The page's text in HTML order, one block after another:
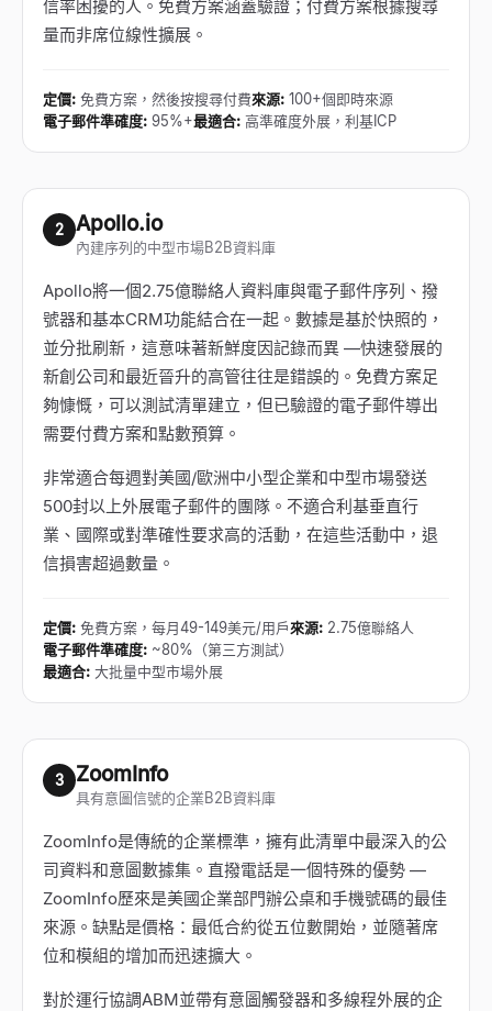
信率困擾的人。免費方案涵蓋驗證；付費方案根據搜尋
量而非席位線性擴展。
定價: 免費方案，然後按搜尋付費來源: 100+個即時來源
電子郵件準確度: 95%+最適合: 高準確度外展，利基ICP
2 Apollo.io
內建序列的中型市場B2B資料庫
Apollo將一個2.75億聯絡人資料庫與電子郵件序列、撥
號器和基本CRM功能結合在一起。數據是基於快照的，
並分批刷新，這意味著新鮮度因記錄而異 —快速發展的
新創公司和最近晉升的高管往往是錯誤的。免費方案足
夠慷慨，可以測試清單建立，但已驗證的電子郵件導出
需要付費方案和點數預算。
非常適合每週對美國/歐洲中小型企業和中型市場發送
500封以上外展電子郵件的團隊。不適合利基垂直行
業、國際或對準確性要求高的活動，在這些活動中，退
信損害超過數量。
定價: 免費方案，每月49-149美元/用戶來源: 2.75億聯絡人
電子郵件準確度: ~80%（第三方測試）
最適合: 大批量中型市場外展
3 ZoomInfo
具有意圖信號的企業B2B資料庫
ZoomInfo是傳統的企業標準，擁有此清單中最深入的公
司資料和意圖數據集。直撥電話是一個特殊的優勢 —
ZoomInfo歷來是美國企業部門辦公桌和手機號碼的最佳
來源。缺點是價格：最低合約從五位數開始，並隨著席
位和模組的增加而迅速擴大。
對於運行協調ABM並帶有意圖觸發器和多線程外展的企